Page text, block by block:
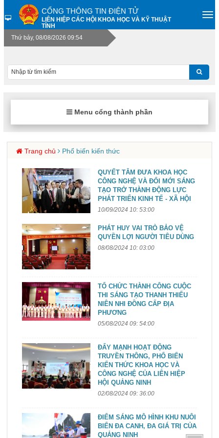
CỔNG THÔNG TIN ĐIỆN TỬ
LIÊN HIỆP CÁC HỘI KHOA HỌC VÀ KỸ THUẬT
TỈNH
Thứ bảy, 08/08/2026 09:54
Menu cổng thành phần
Trang chủ Phổ biến kiến thức
QUYẾT TÂM ĐƯA KHOA HỌC
CÔNG NGHỆ VÀ ĐỔI MỚI SÁNG
TẠO TRỞ THÀNH ĐỘNG LỰC
PHÁT TRIỂN KINH TẾ - XÃ HỘI
10/09/2024 10: 53:00
PHÁT HUY VAI TRÒ BẢO VỆ
QUYỀN LỢI NGƯỜI TIÊU DÙNG
08/08/2024 10: 03:00
TỔ CHỨC THÀNH CÔNG CUỘC
THI SÁNG TẠO THANH THIẾU
NIÊN NHI ĐỒNG CẤP ĐỊA
PHƯƠNG
05/08/2024 09: 54:00
ĐẨY MẠNH HOẠT ĐỘNG
TRUYỀN THÔNG, PHỔ BIẾN
KIẾN THỨC KHOA HỌC VÀ
CÔNG NGHỆ CỦA LIÊN HIỆP
HỘI QUẢNG NINH
02/08/2024 09: 36:00
ĐIỂM SÁNG MÔ HÌNH KHU NUÔI
BIỂN ĐA CANH, ĐA GIÁ TRỊ CỦA
QUẢNG NINH